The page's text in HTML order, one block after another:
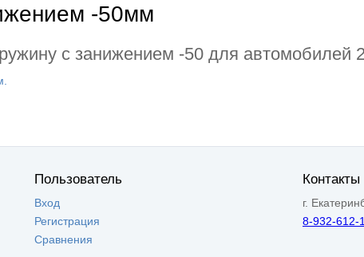
-50мм
с занижением -50 для автомобилей
Пользователь
Вход
Регистрация
Сравнения
Контакты
г.
8-932-612-